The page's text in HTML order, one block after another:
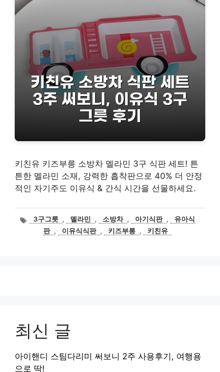
키친유 키즈부릉 소방차 멜라민 3구 식판 세트! 튼
튼한 멜라민 소재, 강력한 흡착판으로 40% 더 안정
적인 자기주도 이유식 & 간식 시간을 선물하세요.
태3구그릇 , 멜라민 , 소방차 , 아기식판 ,
유아식
판 , 이유식식판 , 키즈부릉 , 키친유
최신 글
아이핸디 스팀다리미 써보니 2주 사용후기, 여행용
으로 딱!